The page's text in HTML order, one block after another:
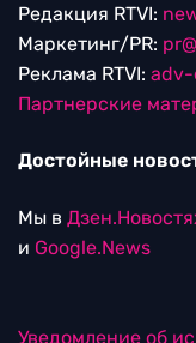
Редакция RTVI:
Маркетинг/PR:
Реклама RTVI: adv-
Партнерские
Достойные
Мы в
и Google.News
Уведомление об